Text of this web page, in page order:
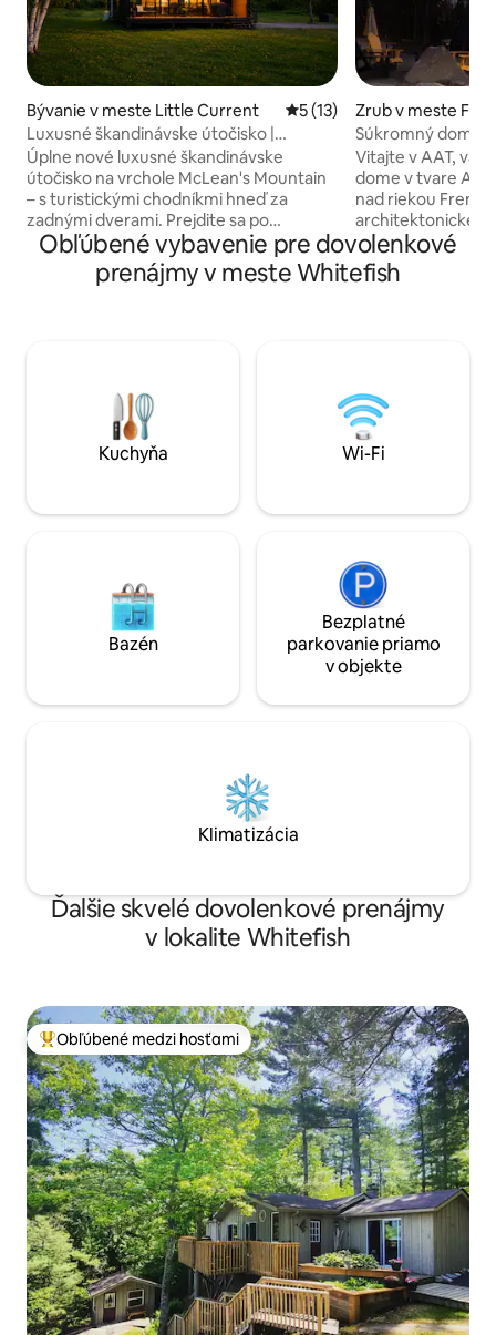
Bývanie v meste Little Current Priemerné ohodnotenie 5
5 (13)
Luxusné škandinávske útočisko |
Turistické trasy + výhľad na hory
Úplne nové luxusné škandinávske
útočisko na vrchole McLean's Mountain
– s turistickými chodníkmi hneď za
zadnými dverami. Prejdite sa po
chodníkoch Biosphere a Skyline a po
kilometroch vedľajších ciest v Green
Bushe. Krátka 5-minútová prechádzka
kanál? Len kúsok pešo od vašej postele.
Krytá terasa, vonkajší televízor, ohnisko,
hlavná posteľ queen + poschodové
postele queen na mieru. 2 minúty do
Zrub v meste
Súkromný dom v
dreva • Vírivka •
Vitajte v AAT,
dome v tvare A
nad riekou
architektonické
ako 2 hektármi
luxus a prírodu.
otvorenom
manželskou
prístupná pre
Navrhnuté pre
nezabudnuteľné
Obľúbené vybavenie pre dovolenkové
prenájmy v meste Whitefish
Kuchyňa Wi-Fi
Bazén
Bezplatné
parkovanie priamo
v objekte
Klimatizácia
Ďalšie skvelé dovolenkové prenájmy
v lokalite Whitefish
Najobľúbenejšie medzi hosťami
Obľúbené medzi hosťami